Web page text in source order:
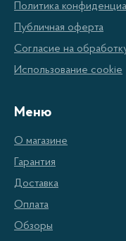
гайковёрта
Использование
ряд преимуществ
инструментами:
Политика
Публичная оферта
Согласие на
Использование cookie
Меню
О магазине
Гарантия
Доставка
Оплата
Обзоры